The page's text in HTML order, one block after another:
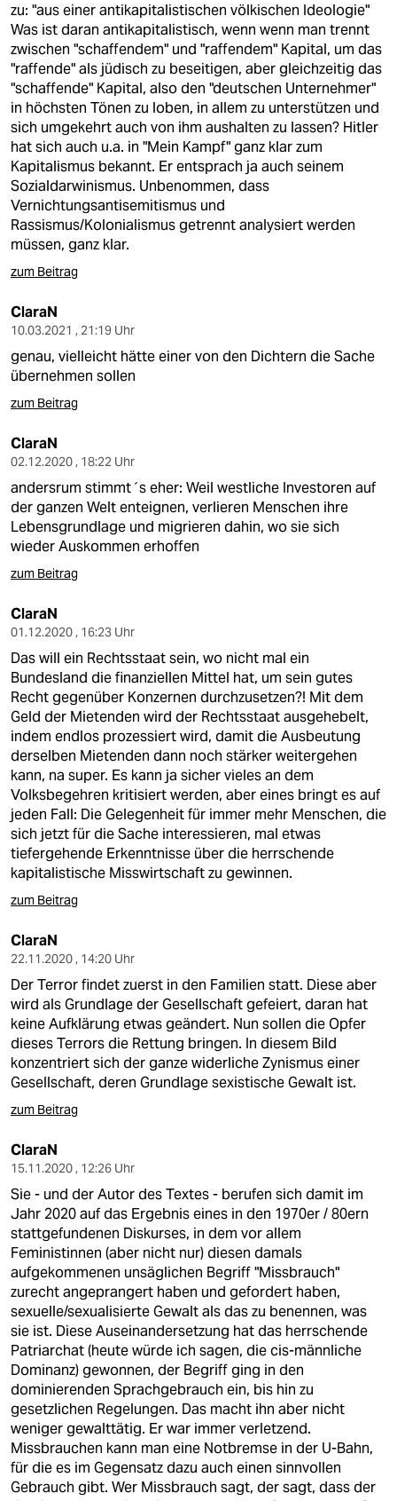
zu: "aus einer antikapitalistischen völkischen Ideologie"
Was ist daran antikapitalistisch, wenn wenn man trennt
zwischen "schaffendem" und "raffendem" Kapital, um das
"raffende" als jüdisch zu beseitigen, aber gleichzeitig das
"schaffende" Kapital, also den "deutschen Unternehmer"
in höchsten Tönen zu loben, in allem zu unterstützen und
sich umgekehrt auch von ihm aushalten zu lassen? Hitler
hat sich auch u.a. in "Mein Kampf" ganz klar zum
Kapitalismus bekannt. Er entsprach ja auch seinem
Sozialdarwinismus. Unbenommen, dass
Vernichtungsantisemitismus und
Rassismus/Kolonialismus getrennt analysiert werden
müssen, ganz klar.
zum Beitrag
ClaraN
10.03.2021 , 21:19 Uhr
genau, vielleicht hätte einer von den Dichtern die Sache
übernehmen sollen
zum Beitrag
ClaraN
02.12.2020 , 18:22 Uhr
andersrum stimmt´s eher: Weil westliche Investoren auf
der ganzen Welt enteignen, verlieren Menschen ihre
Lebensgrundlage und migrieren dahin, wo sie sich
wieder Auskommen erhoffen
zum Beitrag
ClaraN
01.12.2020 , 16:23 Uhr
Das will ein Rechtsstaat sein, wo nicht mal ein
Bundesland die finanziellen Mittel hat, um sein gutes
Recht gegenüber Konzernen durchzusetzen?! Mit dem
Geld der Mietenden wird der Rechtsstaat ausgehebelt,
indem endlos prozessiert wird, damit die Ausbeutung
derselben Mietenden dann noch stärker weitergehen
kann, na super. Es kann ja sicher vieles an dem
Volksbegehren kritisiert werden, aber eines bringt es auf
jeden Fall: Die Gelegenheit für immer mehr Menschen, die
sich jetzt für die Sache interessieren, mal etwas
tiefergehende Erkenntnisse über die herrschende
kapitalistische Misswirtschaft zu gewinnen.
zum Beitrag
ClaraN
22.11.2020 , 14:20 Uhr
Der Terror findet zuerst in den Familien statt. Diese aber
wird als Grundlage der Gesellschaft gefeiert, daran hat
keine Aufklärung etwas geändert. Nun sollen die Opfer
dieses Terrors die Rettung bringen. In diesem Bild
konzentriert sich der ganze widerliche Zynismus einer
Gesellschaft, deren Grundlage sexistische Gewalt ist.
zum Beitrag
ClaraN
15.11.2020 , 12:26 Uhr
Sie - und der Autor des Textes - berufen sich damit im
Jahr 2020 auf das Ergebnis eines in den 1970er / 80ern
stattgefundenen Diskurses, in dem vor allem
Feministinnen (aber nicht nur) diesen damals
aufgekommenen unsäglichen Begriff "Missbrauch"
zurecht angeprangert haben und gefordert haben,
sexuelle/sexualisierte Gewalt als das zu benennen, was
sie ist. Diese Auseinandersetzung hat das herrschende
Patriarchat (heute würde ich sagen, die cis-männliche
Dominanz) gewonnen, der Begriff ging in den
dominierenden Sprachgebrauch ein, bis hin zu
gesetzlichen Regelungen. Das macht ihn aber nicht
weniger gewalttätig. Er war immer verletzend.
Missbrauchen kann man eine Notbremse in der U-Bahn,
für die es im Gegensatz dazu auch einen sinnvollen
Gebrauch gibt. Wer Missbrauch sagt, der sagt, dass der